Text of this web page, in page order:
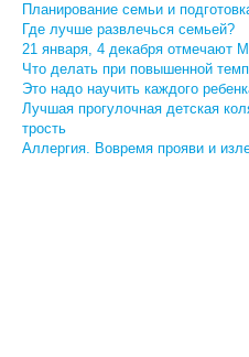
Планирование семьи и
Где лучше развлечься семьей?
21 января, 4 декабря отмечают
Что делать при повышенной
Это надо научить каждого
Лучшая прогулочная детская
трость
Аллергия. Вовремя прояви и